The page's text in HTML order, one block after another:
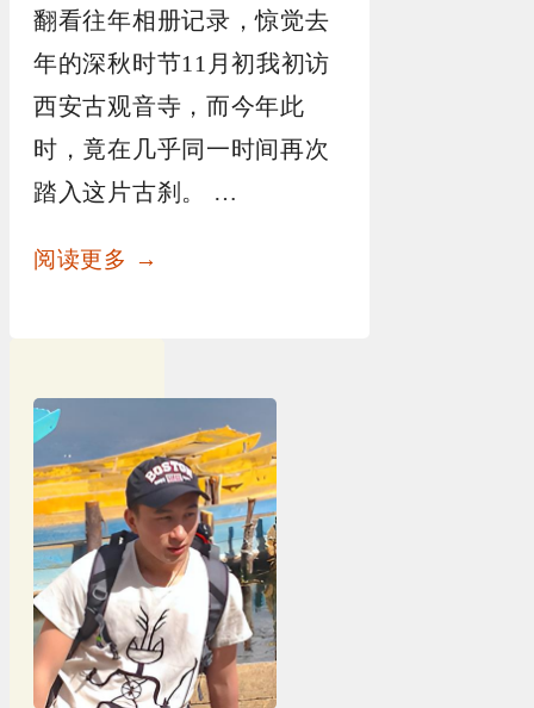
翻看往年相册记录，惊觉去
年的深秋时节11月初我初访
西安古观音寺，而今年此
时，竟在几乎同一时间再次
踏入这片古刹。 …
阅读更多 →